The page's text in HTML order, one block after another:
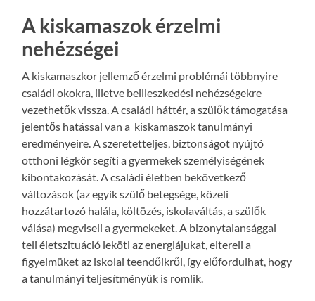
A kiskamaszok érzelmi
nehézségei
A kiskamaszkor jellemző érzelmi problémái többnyire
családi okokra, illetve beilleszkedési nehézségekre
vezethetők vissza. A családi háttér, a szülők támogatása
jelentős hatással van a kiskamaszok tanulmányi
eredményeire. A szeretetteljes, biztonságot nyújtó
otthoni légkör segíti a gyermekek személyiségének
kibontakozását. A családi életben bekövetkező
változások (az egyik szülő betegsége, közeli
hozzátartozó halála, költözés, iskolaváltás, a szülők
válása) megviseli a gyermekeket. A bizonytalansággal
teli életszituáció leköti az energiájukat, eltereli a
figyelmüket az iskolai teendőikről, így előfordulhat, hogy
a tanulmányi teljesítményük is romlik.